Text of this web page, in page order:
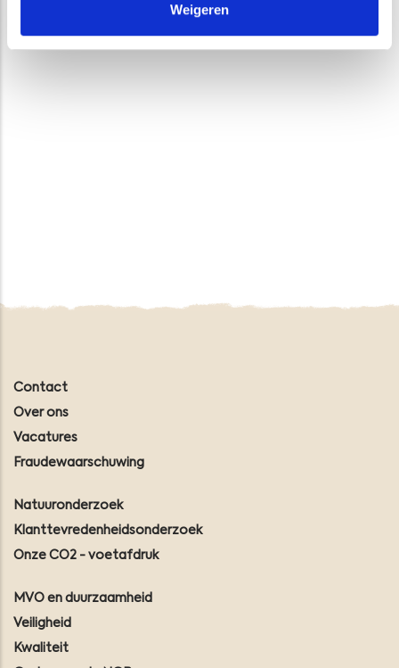
Weigeren
Contact
Over ons
Vacatures
Fraudewaarschuwing
Natuuronderzoek
Klanttevredenheidsonderzoek
Onze CO2 - voetafdruk
MVO en duurzaamheid
Veiligheid
Kwaliteit